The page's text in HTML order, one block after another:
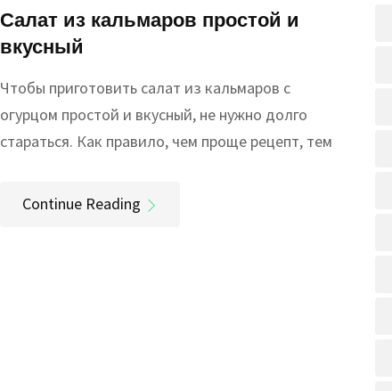
Салат из кальмаров простой и
вкусный
Чтобы приготовить салат из кальмаров с
огурцом простой и вкусный, не нужно долго
стараться. Как правило, чем проще рецепт, тем
Continue Reading